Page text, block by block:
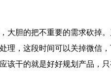
胆的把不重要的需求砍掉。
理，这段时间可以关掉微信
该干的就是好好规划产品，